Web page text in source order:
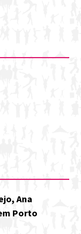
Ana
Porto